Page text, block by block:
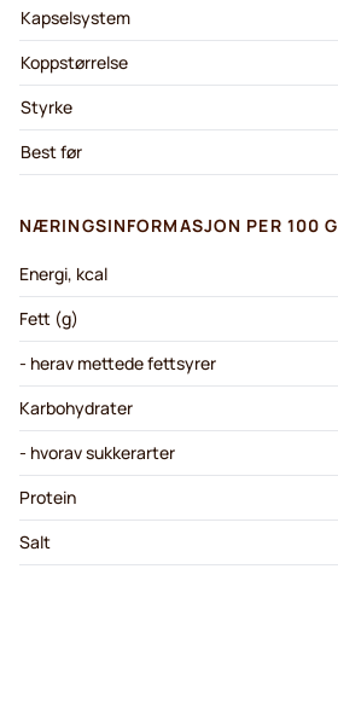
Kapselsystem
Koppstørrelse
Styrke
Best før
NÆRINGSINFORMASJON PER 100 G
Energi, kcal
Fett (g)
- herav mettede fettsyrer
Karbohydrater
- hvorav sukkerarter
Protein
Salt